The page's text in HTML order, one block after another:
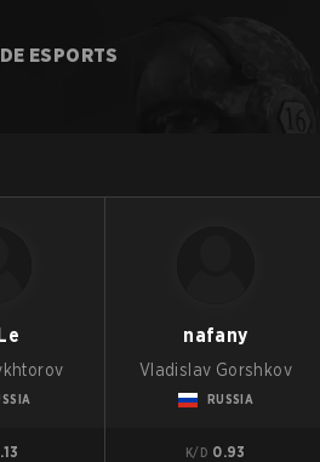
ESPORTS
nafany
Vladislav Gorshkov
RUSSIA
K/D 0.93